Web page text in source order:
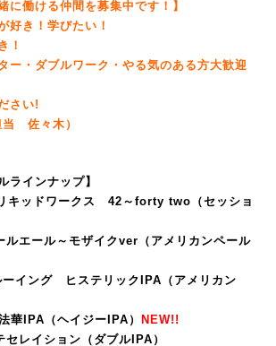
に働ける仲間を募集中です！】
好き！学びたい！
！
ー・ダブルワーク・やる気のある方大歓迎
さい!
佐々木）
ラインナップ】
キッドワークス 42～forty two（セッショ
エール～モザイクver（アメリカンペール
イング ヒステリックIPA（アメリカン
IPA（ヘイジーIPA）
NEW!!
レイション（ダブルIPA）